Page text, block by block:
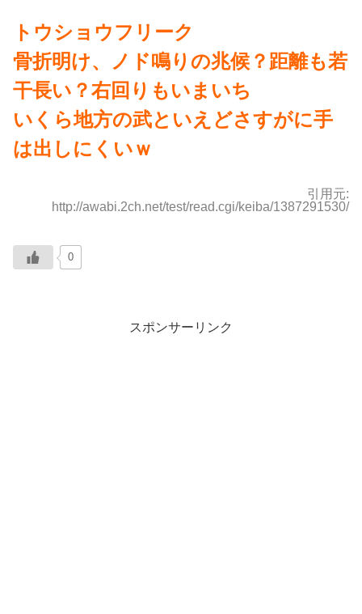
トウショウフリーク
骨折明け、ノド鳴りの兆候？距離も若
干長い？右回りもいまいち
いくら地方の武といえどさすがに手
は出しにくいｗ
引用元:
http://awabi.2ch.net/test/read.cgi/keiba/1387291530/
0
スポンサーリンク